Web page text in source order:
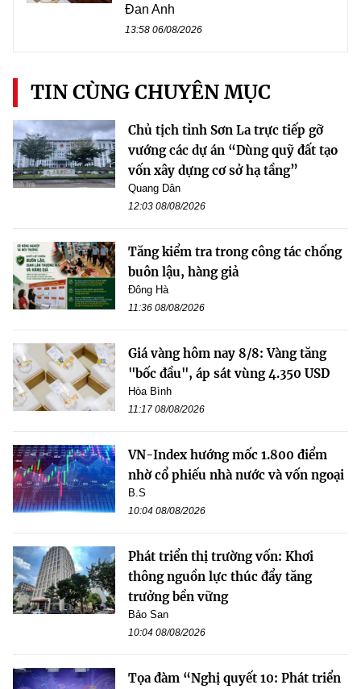
Đan Anh
13:58 06/08/2026
TIN CÙNG CHUYÊN MỤC
Chủ tịch tỉnh Sơn La trực tiếp gỡ
vướng các dự án “Dùng quỹ đất tạo
vốn xây dựng cơ sở hạ tầng”
Quang Dân
12:03 08/08/2026
Tăng kiểm tra trong công tác chống
buôn lậu, hàng giả
Đông Hà
11:36 08/08/2026
Giá vàng hôm nay 8/8: Vàng tăng
"bốc đầu", áp sát vùng 4.350 USD
Hòa Bình
11:17 08/08/2026
VN-Index hướng mốc 1.800 điểm
nhờ cổ phiếu nhà nước và vốn ngoại
B.S
10:04 08/08/2026
Phát triển thị trường vốn: Khơi
thông nguồn lực thúc đẩy tăng
trưởng bền vững
Bảo San
10:04 08/08/2026
Tọa đàm “Nghị quyết 10: Phát triển